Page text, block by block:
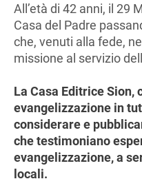
All’età di 42 anni, il 29
Casa del Padre
che, venuti alla fede,
missione al servizio
La Casa Editrice Sion,
evangelizzazione in
considerare e
che testimoniano
evangelizzazione, a
locali.